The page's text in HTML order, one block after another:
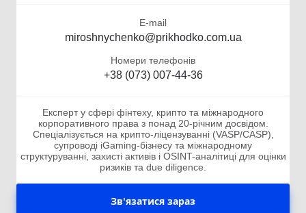
E-mail
miroshnychenko@prikhodko.com.ua
Номери телефонів
+38 (073) 007-44-36
Експерт у сфері фінтеху, крипто та міжнародного
корпоративного права з понад 20-річним досвідом.
Спеціалізується на крипто-ліцензуванні (VASP/CASP),
супроводі iGaming-бізнесу та міжнародному
структуруванні, захисті активів і OSINT-аналітиці для оцінки
ризиків та due diligence.
Зв'язатися зараз